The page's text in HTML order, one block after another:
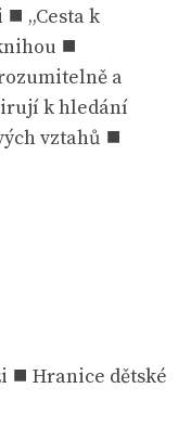
„Cesta k
⯀
a
k hledání
vztahů ⯀
⯀ Hranice dětské